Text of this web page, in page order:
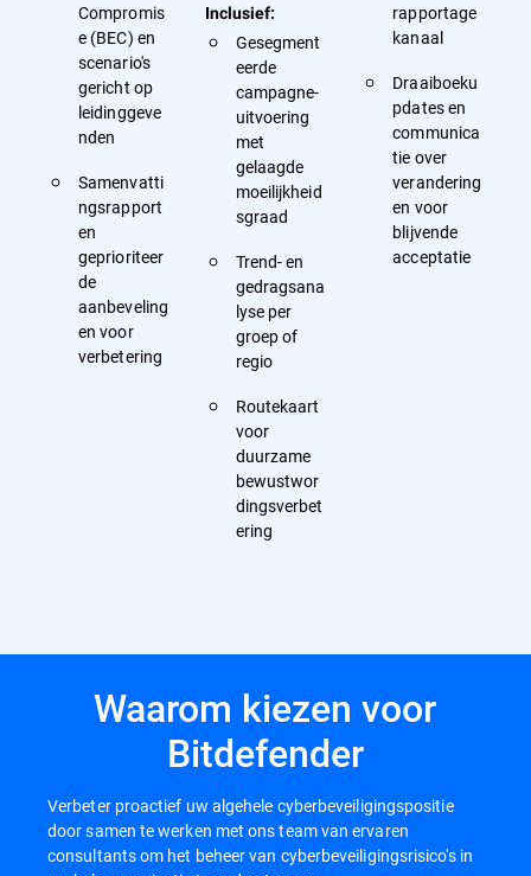
Compromis
e (BEC) en
scenario's
gericht op
leidinggeve
nden
Samenvatti
ngsrapport
en
geprioriteer
de
aanbeveling
en voor
verbetering
Inclusief:
Gesegment
eerde
campagne-
uitvoering
met
gelaagde
moeilijkheid
sgraad
Trend- en
gedragsana
lyse per
groep of
regio
Routekaart
voor
duurzame
bewustwor
dingsverbet
ering
rapportage
kanaal
Draaiboeku
pdates en
communica
tie over
verandering
en voor
blijvende
acceptatie
Waarom kiezen voor
Bitdefender
Verbeter proactief uw algehele cyberbeveiligingspositie
door samen te werken met ons team van ervaren
consultants om het beheer van cyberbeveiligingsrisico's in